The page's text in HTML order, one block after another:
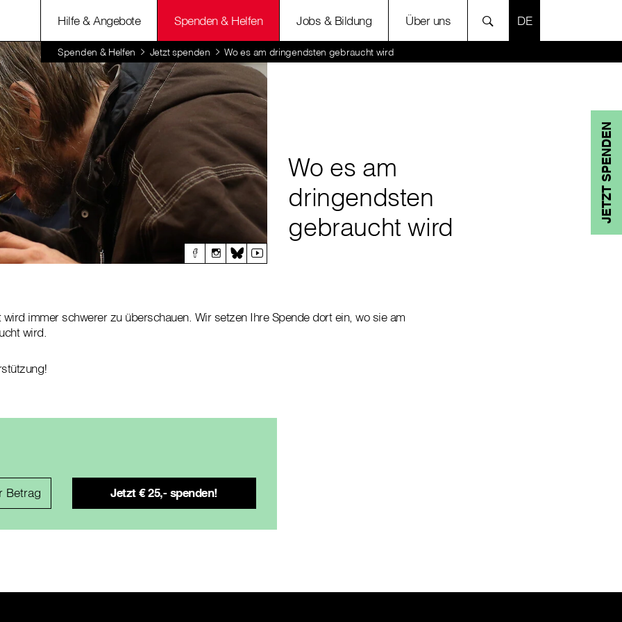
Hilfe & Angebote Spenden & Helfen Jobs & Bildung Über uns SPRACHE
Spenden & Helfen Jetzt spenden Wo es am dringendsten gebraucht wird
JETZT SPENDEN
Wo es am
dringendsten
gebraucht wird
wird immer schwerer zu überschauen. Wir setzen Ihre Spende dort ein, wo sie am
wird.